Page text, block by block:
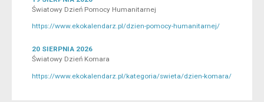
Światowy Dzień Pomocy Humanitarnej
https://www.ekokalendarz.pl/dzien-pomocy-humanitarnej/
20 SIERPNIA 2026
Światowy Dzień Komara
https://www.ekokalendarz.pl/kategoria/swieta/dzien-komara/